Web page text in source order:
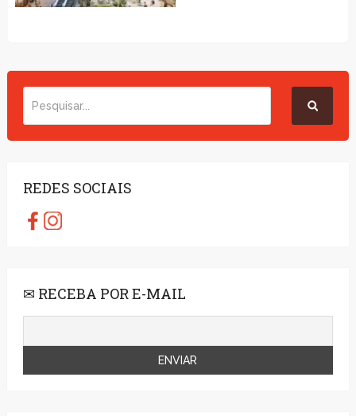
REDES SOCIAIS
✉ RECEBA POR E-MAIL